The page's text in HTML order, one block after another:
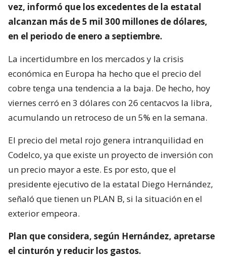
vez, informó que los excedentes de la estatal
alcanzan más de 5 mil 300 millones de dólares,
en el periodo de enero a septiembre.
La incertidumbre en los mercados y la crisis
económica en Europa ha hecho que el precio del
cobre tenga una tendencia a la baja. De hecho, hoy
viernes cerró en 3 dólares con 26 centacvos la libra,
acumulando un retroceso de un 5% en la semana.
El precio del metal rojo genera intranquilidad en
Codelco, ya que existe un proyecto de inversión con
un precio mayor a este. Es por esto, que el
presidente ejecutivo de la estatal Diego Hernández,
señaló que tienen un PLAN B, si la situación en el
exterior empeora.
Plan que considera, según Hernández, apretarse
el cinturón y reducir los gastos.